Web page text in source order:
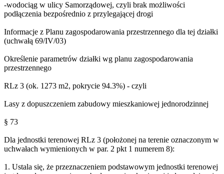
-wodociąg w ulicy Samorządowej, czyli brak możliwości
podłączenia bezpośrednio z przylegającej drogi
Informacje z Planu zagospodarowania przestrzennego dla tej działki
(uchwałą 69/IV/03)
Określenie parametrów działki wg planu zagospodarowania
przestrzennego
RLz 3 (ok. 1273 m2, pokrycie 94.3%) - czyli
Lasy z dopuszczeniem zabudowy mieszkaniowej jednorodzinnej
§ 73
Dla jednostki terenowej RLz 3 (położonej na terenie oznaczonym w
uchwałach wymienionych w par. 2 pkt 1 numerem 8):
1. Ustala się, że przeznaczeniem podstawowym jednostki terenowej